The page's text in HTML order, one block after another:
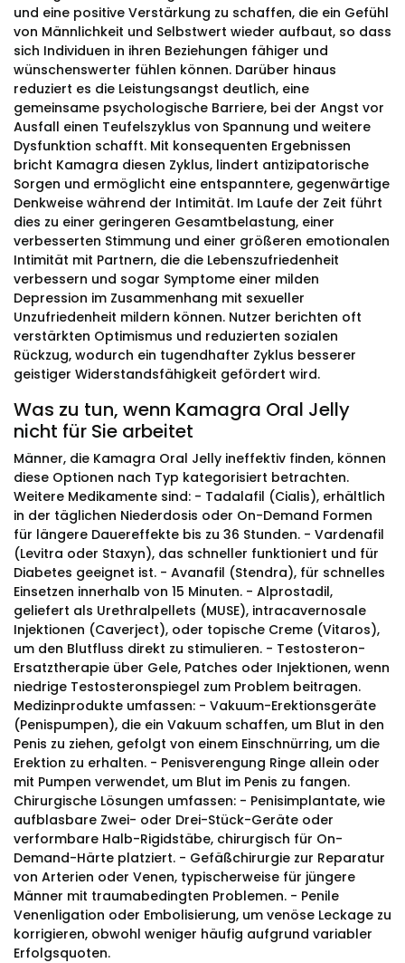
und eine positive Verstärkung zu schaffen, die ein Gefühl
von Männlichkeit und Selbstwert wieder aufbaut, so dass
sich Individuen in ihren Beziehungen fähiger und
wünschenswerter fühlen können. Darüber hinaus
reduziert es die Leistungsangst deutlich, eine
gemeinsame psychologische Barriere, bei der Angst vor
Ausfall einen Teufelszyklus von Spannung und weitere
Dysfunktion schafft. Mit konsequenten Ergebnissen
bricht Kamagra diesen Zyklus, lindert antizipatorische
Sorgen und ermöglicht eine entspanntere, gegenwärtige
Denkweise während der Intimität. Im Laufe der Zeit führt
dies zu einer geringeren Gesamtbelastung, einer
verbesserten Stimmung und einer größeren emotionalen
Intimität mit Partnern, die die Lebenszufriedenheit
verbessern und sogar Symptome einer milden
Depression im Zusammenhang mit sexueller
Unzufriedenheit mildern können. Nutzer berichten oft
verstärkten Optimismus und reduzierten sozialen
Rückzug, wodurch ein tugendhafter Zyklus besserer
geistiger Widerstandsfähigkeit gefördert wird.
Was zu tun, wenn Kamagra Oral Jelly
nicht für Sie arbeitet
Männer, die Kamagra Oral Jelly ineffektiv finden, können
diese Optionen nach Typ kategorisiert betrachten.
Weitere Medikamente sind: - Tadalafil (Cialis), erhältlich
in der täglichen Niederdosis oder On-Demand Formen
für längere Dauereffekte bis zu 36 Stunden. - Vardenafil
(Levitra oder Staxyn), das schneller funktioniert und für
Diabetes geeignet ist. - Avanafil (Stendra), für schnelles
Einsetzen innerhalb von 15 Minuten. - Alprostadil,
geliefert als Urethralpellets (MUSE), intracavernosale
Injektionen (Caverject), oder topische Creme (Vitaros),
um den Blutfluss direkt zu stimulieren. - Testosteron-
Ersatztherapie über Gele, Patches oder Injektionen, wenn
niedrige Testosteronspiegel zum Problem beitragen.
Medizinprodukte umfassen: - Vakuum-Erektionsgeräte
(Penispumpen), die ein Vakuum schaffen, um Blut in den
Penis zu ziehen, gefolgt von einem Einschnürring, um die
Erektion zu erhalten. - Penisverengung Ringe allein oder
mit Pumpen verwendet, um Blut im Penis zu fangen.
Chirurgische Lösungen umfassen: - Penisimplantate, wie
aufblasbare Zwei- oder Drei-Stück-Geräte oder
verformbare Halb-Rigidstäbe, chirurgisch für On-
Demand-Härte platziert. - Gefäßchirurgie zur Reparatur
von Arterien oder Venen, typischerweise für jüngere
Männer mit traumabedingten Problemen. - Penile
Venenligation oder Embolisierung, um venöse Leckage zu
korrigieren, obwohl weniger häufig aufgrund variabler
Erfolgsquoten.